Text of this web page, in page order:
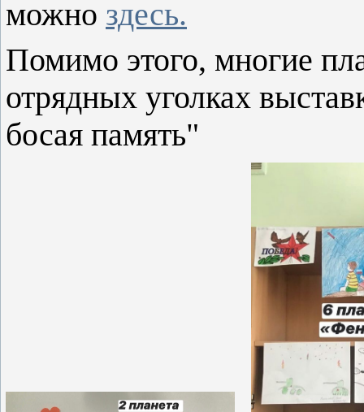
можно здесь.
Помимо этого, многие
отрядных уголках
босая память"